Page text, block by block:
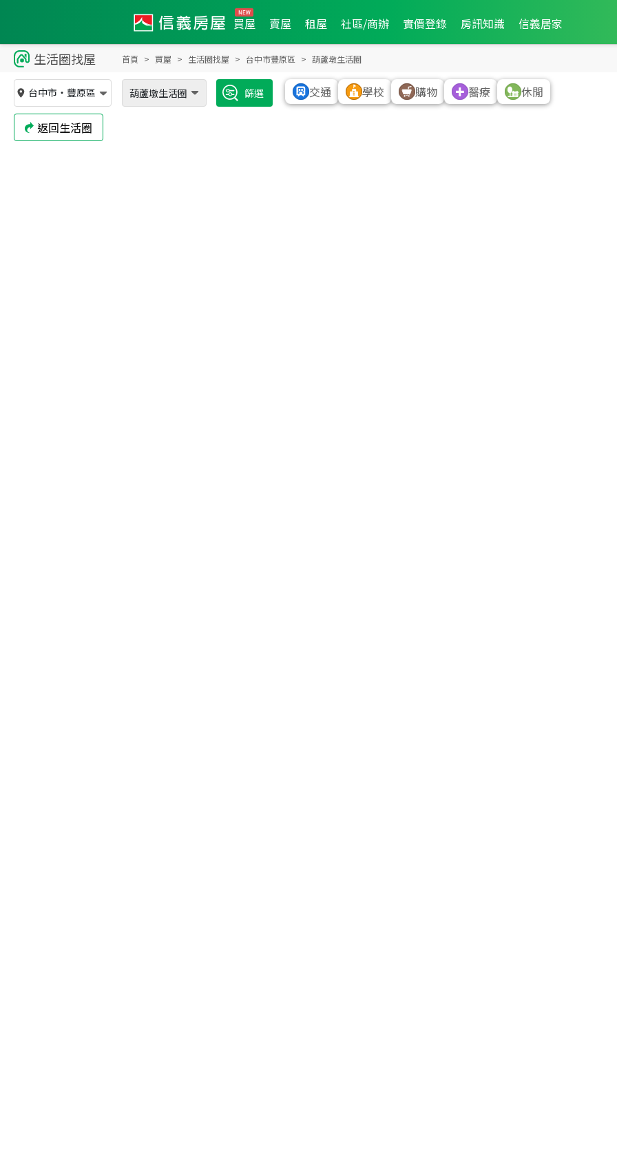
買屋 賣屋 租屋 社區/商辦 實價登錄 房訊知識 信義居家
生活圈找屋 首頁 買屋 生活圈找屋 台中市豐原區 葫蘆墩生活圈
台中市 ・ 豐原區 葫蘆墩生活圈 篩選
返回生活圈
交通 學校 購物 醫療 休閒